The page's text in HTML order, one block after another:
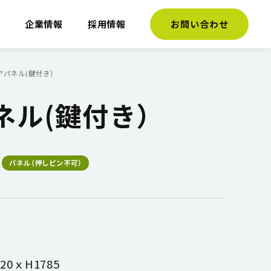
企業情報 採用情報 お問い合わせ
パネル(鍵付き）
ル(鍵付き）
パネル（押しピン不可）
ｘH1785